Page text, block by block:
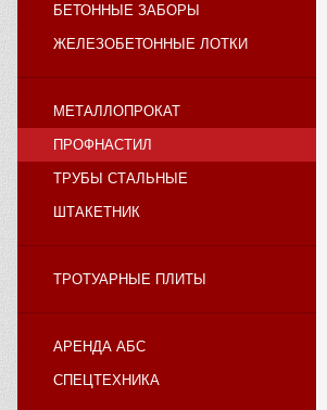
БЕТОННЫЕ ЗАБОРЫ
ЖЕЛЕЗОБЕТОННЫЕ ЛОТКИ
МЕТАЛЛОПРОКАТ
ПРОФНАСТИЛ
ТРУБЫ СТАЛЬНЫЕ
ШТАКЕТНИК
ТРОТУАРНЫЕ ПЛИТЫ
АРЕНДА АБС
СПЕЦТЕХНИКА